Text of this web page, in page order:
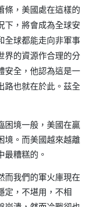
條，美國處在這樣的
下，將會成為全球安
全球都能走向非軍事
界的資源作合理的分
安全，他認為這是一
路也就在於此。茲全
困境一般，美國在贏
境。而美國越來越離
糟糕的。
而我們的軍火庫現在
定，不堪用，不相